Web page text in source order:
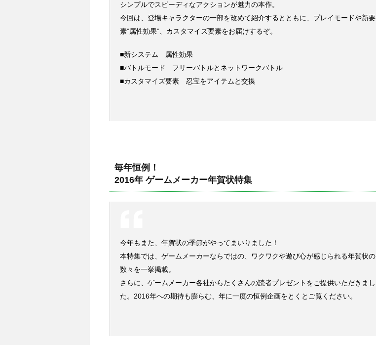
シンプルでスピーディなアクションが魅力の本作。
今回は、登場キャラクターの一部を改めて紹介するとともに、プレイモードや新要
素”属性効果”、カスタマイズ要素をお届けするぞ。
■新システム 属性効果
■バトルモード フリーバトルとネットワークバトル
■カスタマイズ要素 忍宝をアイテムと交換
毎年恒例！
2016年 ゲームメーカー年賀状特集
今年もまた、年賀状の季節がやってまいりました！
本特集では、ゲームメーカーならではの、ワクワクや遊び心が感じられる年賀状の
数々を一挙掲載。
さらに、ゲームメーカー各社からたくさんの読者プレゼントをご提供いただきまし
た。2016年への期待も膨らむ、年に一度の恒例企画をとくとご覧ください。